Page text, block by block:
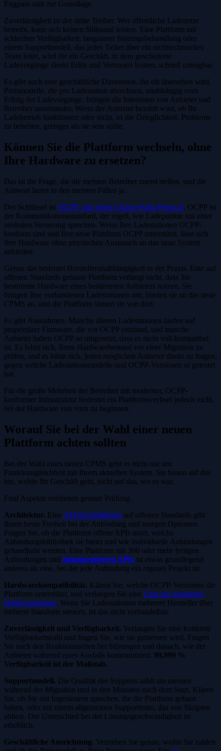
Engpass statt zur Grundlage.
Zuverlässigkeit ist der dritte Treiber. Wer öffentliche Ladenetze
betreibt, kann sich keinen Stillstand leisten. Eine Plattform mit
schlechter Verfügbarkeit, langsamer Störungsbehandlung oder
einem Supportmodell, das jedes Ticket über ein nichttechnisches
Team leitet, wird für ein Geschäft, in dem gescheiterte
Ladevorgänge direkt Erlös und Vertrauen kosten, schnell untragbar.
Es gibt auch eine geschäftliche Dimension, die oft übersehen wird.
Preismodelle, die pro Ladestation abrechnen, unabhängig vom
Erfolg der Ladevorgänge, bringen die Interessen von Anbieter und
Betreiber auseinander. Wenn der Anbieter bezahlt wird, ob Ihr
Ladebetrieb funktioniert oder nicht, ist die Dringlichkeit, Probleme
zu beheben, geringer als sie sein sollte.
Können Sie die Plattform wechseln, ohne
Ihre Hardware zu ersetzen?
Das ist die Frage, die die meisten Betreiber zuerst stellen, und die
Antwort lautet in den meisten Fällen ja.
Der Schlüssel ist OCPP, das Open Charge Point Protocol. OCPP ist
der Kommunikationsstandard, der regelt, wie Ladepunkte mit einer
zentralen Steuerung sprechen. Wenn Ihre Ladestationen OCPP-
konform sind und Ihre neue Plattform OCPP unterstützt, lässt sich
Ihre Hardware ohne physischen Austausch an das neue System
anbinden.
Genau das bedeutet Herstellerunabhängigkeit in der Praxis. Eine auf
offenen Standards gebaute Plattform verlangt nicht, dass Sie
bestimmte Hardware eines bestimmten Anbieters nutzen. Sie
bringen Ihre vorhandenen Ladestationen mit, binden sie an das neue
CPMS an, und die Plattform steuert sie von dort.
Es gibt Ausnahmen. Manche älteren Ladestationen laufen auf
proprietärer Firmware, die vor OCPP entstand, und manche
Anbieter haben OCPP so umgesetzt, dass es nicht voll kompatibel
ist. Es lohnt sich, Ihren Hardwarebestand vor einer Migration zu
prüfen, und es lohnt sich, jeden möglichen Anbieter direkt zu fragen,
gegen welche Ladestationsmodelle und OCPP-Versionen er getestet
hat.
Für die große Mehrheit der Betreiber mit moderner, OCPP-
konformer Infrastruktur bedeutet ein Plattformwechsel jedoch nicht,
bei der Hardware von vorn zu beginnen.
Worauf Sie bei der Wahl einer neuen
Plattform achten sollten
Bei der Wahl eines neuen CPMS geht es nicht nur um
Funktionsgleichheit mit Ihrem aktuellen System. Sie bauen auf das
hin, wohin Ihr Geschäft geht, nicht auf das, wo es war.
Fünf Aspekte verdienen genaue Prüfung.
Architektur. Eine API-first-Plattform auf offenen Standards gibt
Ihnen heute Freiheit bei der Anbindung und morgen Optionen.
Fragen Sie, ob die Plattform offene APIs nutzt, welche
Anbindungsbibliothek sie bietet und wie individuelle Anbindungen
gehandhabt werden. Eine Plattform mit 300 oder mehr fertigen
Anbindungen und dokumentierten APIs ist etwas grundlegend
anderes als eine, bei der jede Anbindung ein eigenes Projekt ist.
Hardwarekompatibilität. Klären Sie, welche OCPP-Versionen die
Plattform unterstützt, und verlangen Sie eine Liste der getesteten
Hardwarepartner. Wenn Sie Ladestationen mehrerer Hersteller über
mehrere Standorte steuern, ist das nicht verhandelbar.
Zuverlässigkeit und Verfügbarkeit. Verlangen Sie eine konkrete
Verfügbarkeitszahl und fragen Sie, wie sie gemessen wird. Fragen
Sie nach den Reaktionszeiten bei Störungen und danach, wie der
Anbieter während eines Ausfalls kommuniziert. 99,999 %
Verfügbarkeit ist der Maßstab.
Supportmodell. Die Qualität des Supports zählt am meisten
während der Migration und in den Monaten nach dem Start. Klären
Sie, ob Sie mit Ingenieuren sprechen, die die Plattform gebaut
haben, oder mit einem allgemeinen Supportteam, das von Skripten
abliest. Der Unterschied bei der Lösungsgeschwindigkeit ist
erheblich.
Geschäftliche Ausrichtung. Verstehen Sie genau, wofür Sie zahlen